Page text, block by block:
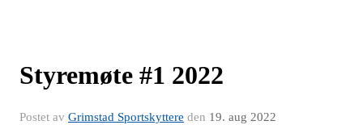
Styremøte #1 2022
Postet av Grimstad Sportskyttere den 19. aug 2022